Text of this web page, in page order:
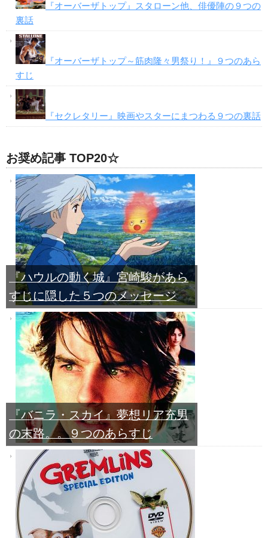
『オーバーザトップ』スタローン他、俳優陣の９つの
裏話
『オーバーザトップ～筋肉隆々男祭り！』９つのあら
すじ
『セクレタリー』映画やスターにまつわる９つの裏話
お奨め記事 TOP20☆
『ハウルの動く城』宮崎駿があら
すじに隠した５つのメッセージ
『バニラ・スカイ』夢想リア充男
の末路。。９つのあらすじ